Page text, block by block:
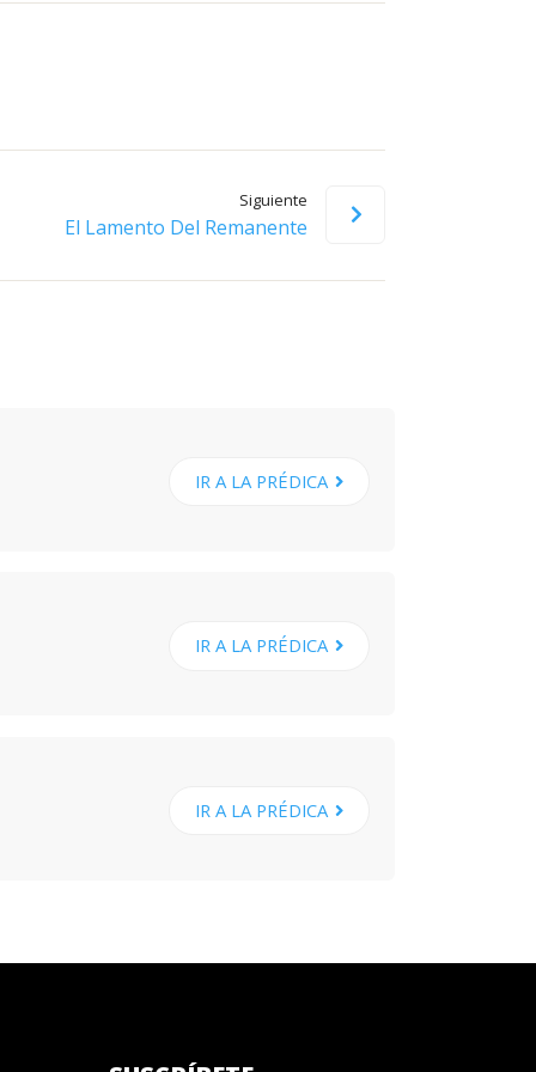
o
el
Siguiente
El Lamento Del Remanente
IR A LA PRÉDICA
IR A LA PRÉDICA
IR A LA PRÉDICA